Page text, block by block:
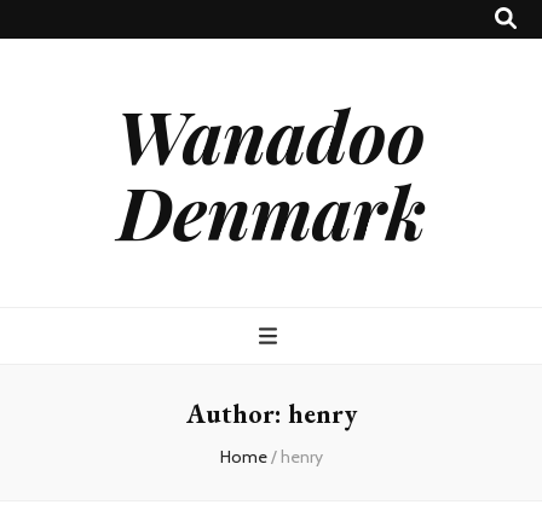
Wanadoo
Denmark
Author: henry
Home/ henry